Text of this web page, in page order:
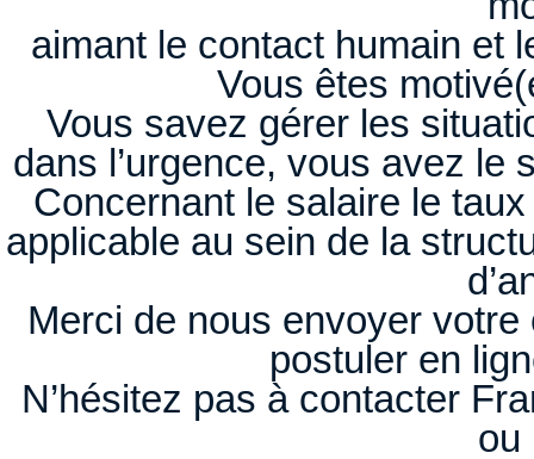
aimant le contact humain et
Vous êtes
Vous savez gérer les
dans l’urgence, vous avez le
Concernant le salaire le
applicable au sein de la
Merci de nous envoyer
postuler en
N’hésitez pas à contacter
ou